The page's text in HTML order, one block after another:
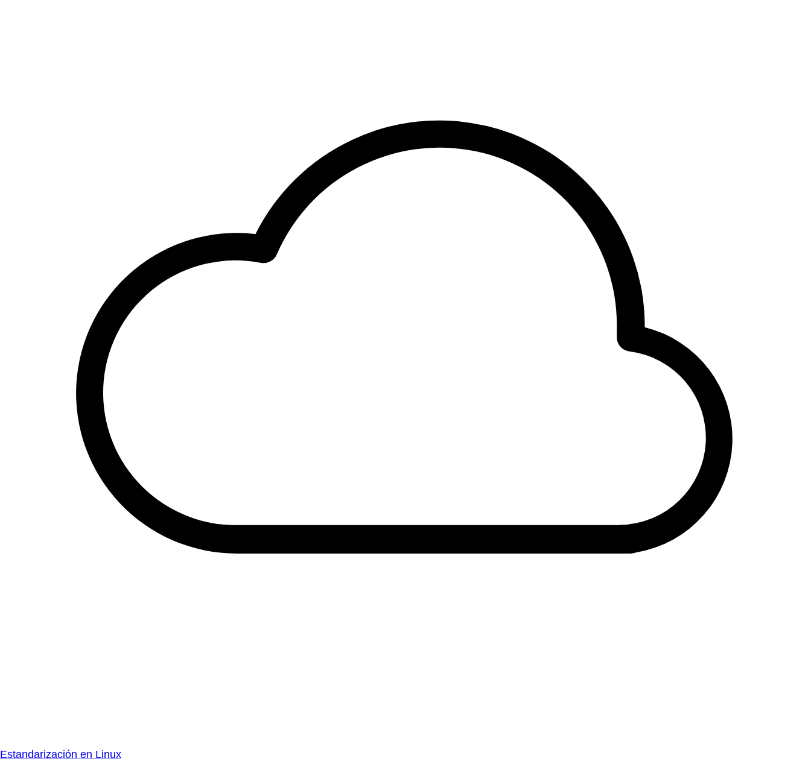
Estandarización en Linux